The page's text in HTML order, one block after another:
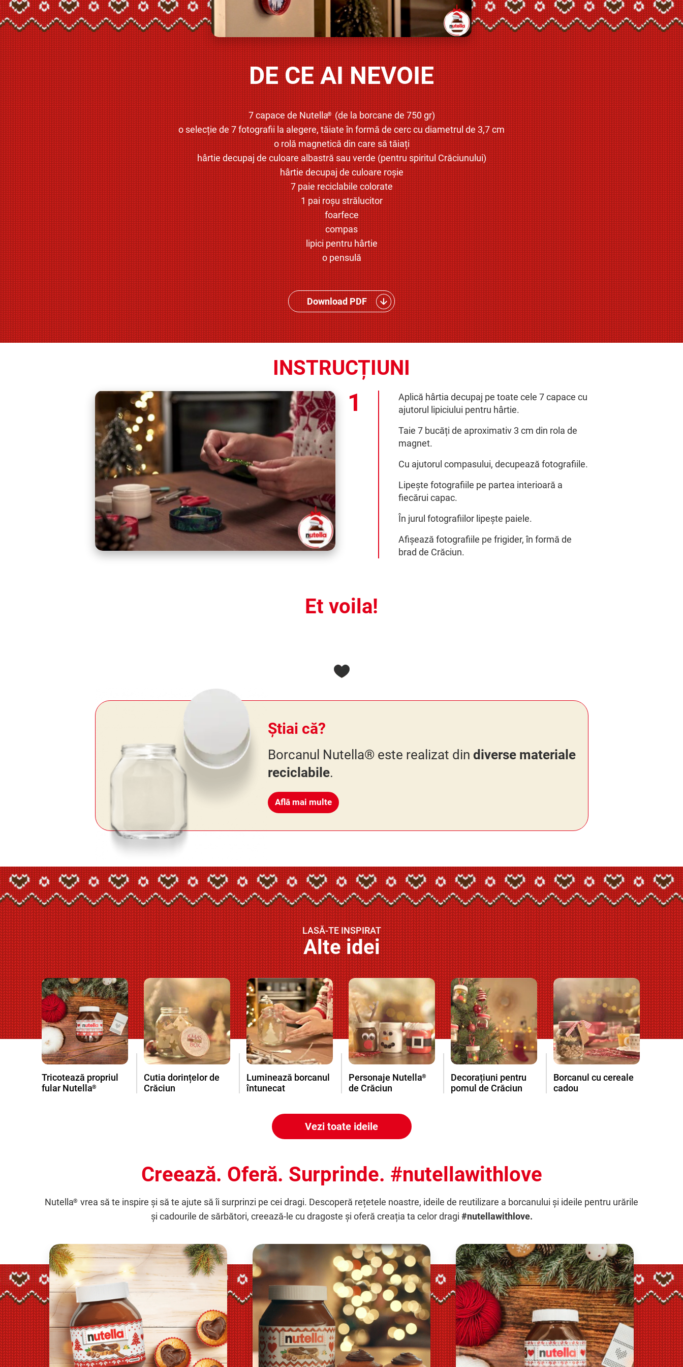
DE CE AI NEVOIE
7 capace de Nutella®️ (de la borcane de 750 gr)
o selecție de 7 fotografii la alegere, tăiate în formă de cerc cu diametrul de 3,7 cm
o rolă magnetică din care să tăiați
hârtie decupaj de culoare albastră sau verde (pentru spiritul Crăciunului)
hârtie decupaj de culoare roșie
7 paie reciclabile colorate
1 pai roșu strălucitor
foarfece
compas
lipici pentru hârtie
o pensulă
Download PDF
INSTRUCȚIUNI
Aplică hârtia decupaj pe toate cele 7 capace cu
ajutorul lipiciului pentru hârtie.
Taie 7 bucăți de aproximativ 3 cm din rola de
magnet.
Cu ajutorul compasului, decupează fotografiile.
Lipește fotografiile pe partea interioară a
fiecărui capac.
În jurul fotografiilor lipește paiele.
Afișează fotografiile pe frigider, în formă de
brad de Crăciun.
Et voila!
Știai că?
Borcanul Nutella® este realizat din diverse materiale
reciclabile.
Află mai multe
LASĂ-TE INSPIRAT
Alte idei
Tricotează propriul
fular Nutella®
Cutia dorințelor de
Crăciun
Luminează borcanul
întunecat
Personaje Nutella®
de Crăciun
Decorațiuni pentru
pomul de Crăciun
Borcanul cu cereale
cadou
Vezi toate ideile
Creează. Oferă. Surprinde. #nutellawithlove
Nutella® vrea să te inspire și să te ajute să îi surprinzi pe cei dragi. Descoperă rețetele noastre, ideile de reutilizare a borcanului și ideile pentru urările
și cadourile de sărbători, creează-le cu dragoste și oferă creația ta celor dragi #nutellawithlove.